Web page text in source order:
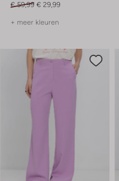
€ 59,99 € 29,99
+ meer kleuren